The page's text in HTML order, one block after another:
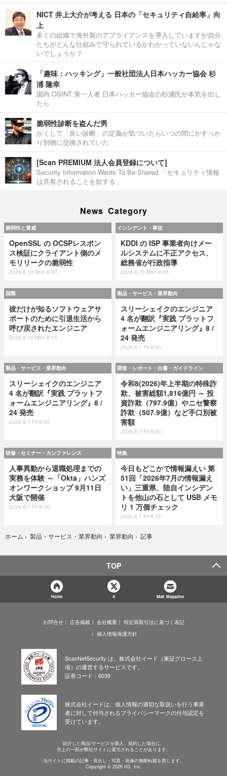
NICT 井上大介が考える 日本の「セキュリティ自給率」向
上
多くの組織で海外製のアプライアンスを導入していますが自分
たちがどんな仕組みで守られているかわかっていないんじゃな
いでしょうか？
「趣味：ハッキング」一般社団法人日本ハッカー協会 杉
浦 隆幸
国内 OSINT 第一人者 日本ハッカー協会の杉浦氏が本気を出し
たら
脆弱性診断を盗んだ男
かくして「良い診断」の定義が気づいたらいつの間にかすっか
り別物に交換されていた
[Scan PREMIUM 法人会員登録について]
Security Information Wants To Be Shared.「セキュリティ情報
は共有されることを欲する」
News Category
脆弱性と脅威
OpenSSL の OCSPレスポン
ス検証にクライアント側のメ
モリリークの脆弱性
2026.8.10 Mon 8:00
インシデント・事故
KDDI の ISP 事業者向けメー
ルシステムに不正アクセス、
総務省が行政指導
2026.8.10 Mon 8:05
国際
彼だけが知るソフトウェアサ
ポートのために引退生活から
呼び戻されたエンジニア
2026.8.10 Mon 8:10
製品・サービス・業界動向
スリーシェイクのエンジニア
4 名が翻訳『実践 プラットフ
ォームエンジニアリング』8 /
24 発売
2026.8.7 Fri 8:00
製品・サービス・業界動向
スリーシェイクのエンジニア
4 名が翻訳『実践 プラットフ
ォームエンジニアリング』8 /
24 発売
2026.8.7 Fri 8:00
調査・レポート・白書・ガイドライン
令和8(2026)年上半期の特殊詐
欺、被害総額1,816億円 ～ 投
資詐欺（797.9億）やニセ警察
詐欺（507.9億）など手口別被
害額
2026.8.7 Fri 8:00
研修・セミナー・カンファレンス
人事異動から退職処理までの
実務を体験 ～「Okta」ハンズ
オンワークショップ 9月11日
大阪で開催
2026.8.7 Fri 8:10
特集
今日もどこかで情報漏えい 第
51回「2026年7月の情報漏え
い」三重県、陸自インシデン
トを他山の石として USB メモ
リ 1 万個チェック
2026.8.7 Fri 8:15
ホーム › 製品・サービス・業界動向 › 業界動向 › 記事
TOP
Home X Mail Magazine
お問合せ 広告掲載 会社概要
特定商取引法に基づく表記
個人情報保護方針
ScanNetSecurity は、株式会社イード（東証グロース上
場）の運営するサービスです。
証券コード：6038
株式会社イードは、個人情報の適切な取扱いを行う事業
者に対して付与されるプライバシーマークの付与認定を
受けています。
紹介した商品/サービスを購入、契約した場合に、
売上の一部が弊社サイトに還元されることがあります。
当サイトに掲載の記事・見出し・写真・画像の無断転載を禁じます。
Copyright © 2026 IID, Inc.